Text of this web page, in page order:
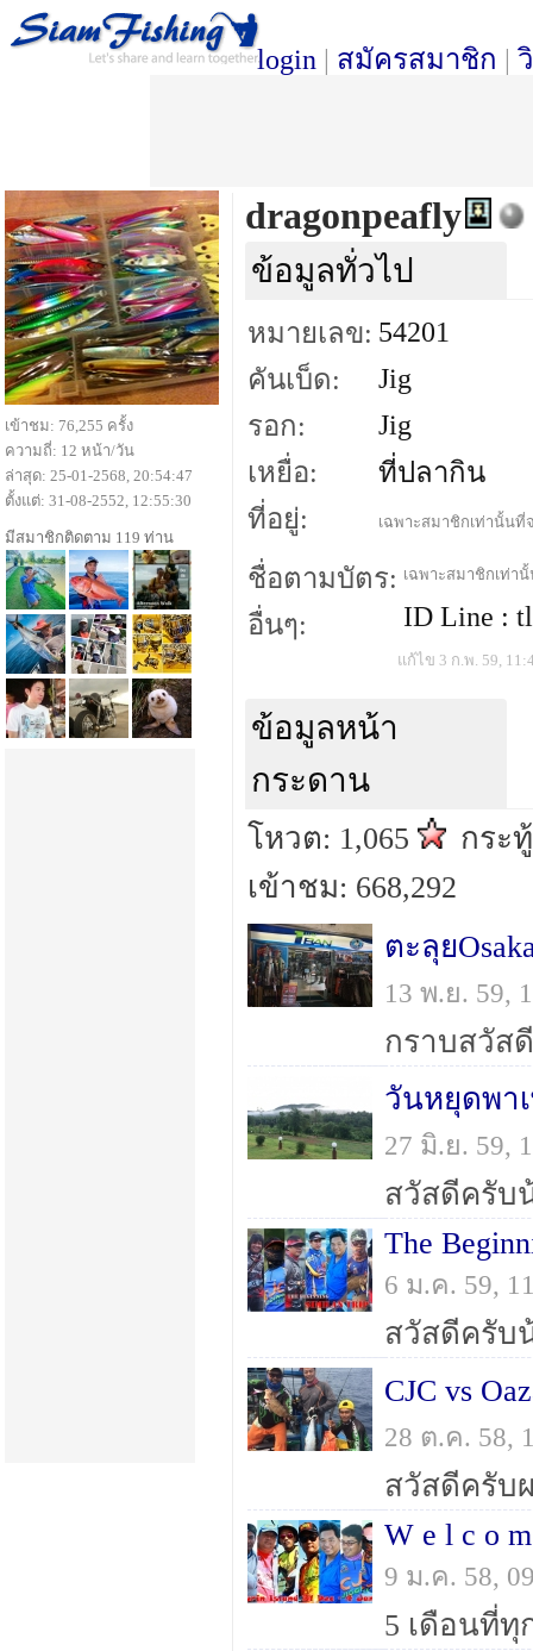
login | สมัครสมาชิก |
dragonpeafly
ข้อมูลทั่วไป
หมายเลข: 54201
คันเบ็ด:
Jig
รอก:
Jig
เหยื่อ:
ที่ปลากิน
ที่อยู่:
เฉพาะสมาชิกเท่านั้นที่
ชื่อตามบัตร: เฉพาะสมาชิกเท่า
อื่นๆ: ID Line :
แก้ไข 3 ก.พ. 59,
ข้อมูลหน้า
กระดาน
โหวต: 1,065
กระ
เข้าชม: 668,292
ตะลุย
13 พ.ย. 59,
27 มิ.ย. 59,
6 ม.ค. 59,
CJC vs
28 ต.ค. 58,
9 ม.ค. 58,
เข้าชม: 76,255 ครั้ง
ความถี่: 12 หน้า/วัน
ล่าสุด: 25-01-2568, 20:54:47
ตั้งแต่: 31-08-2552, 12:55:30
มีสมาชิกติดตาม 119 ท่าน